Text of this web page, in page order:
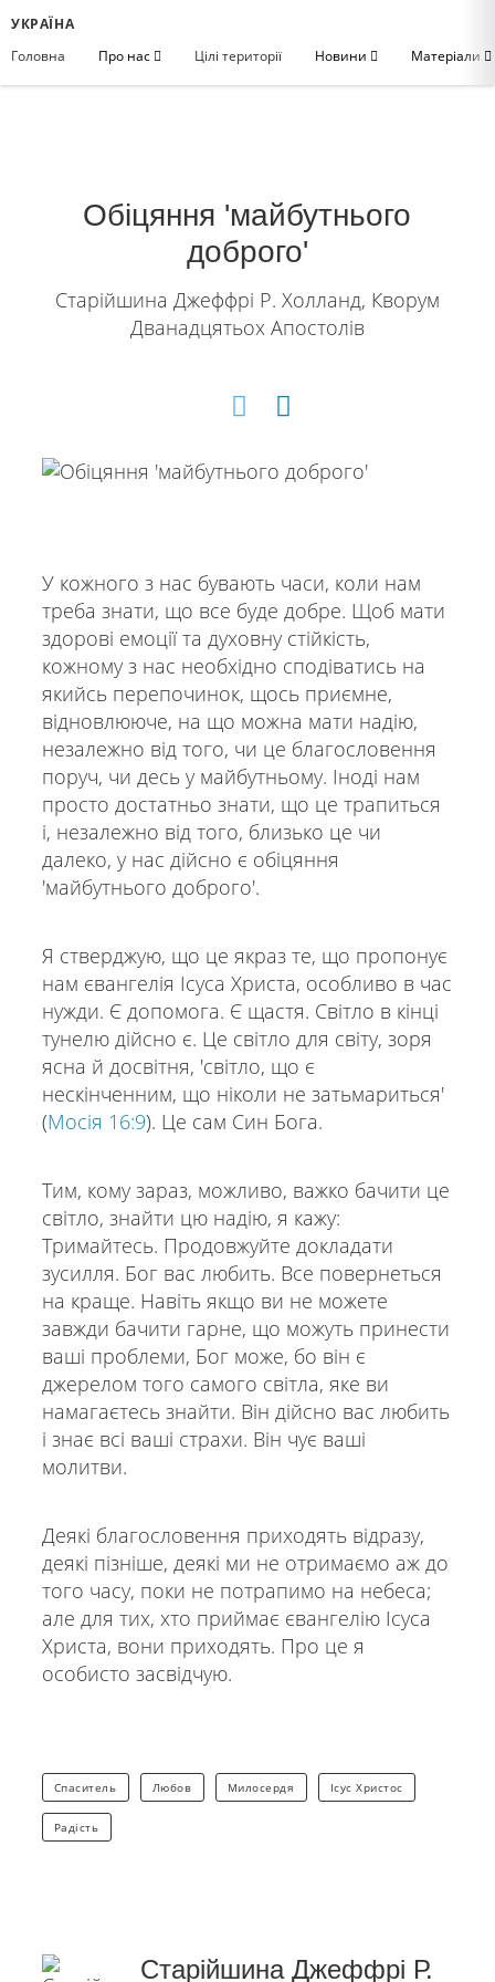
УКРАЇНА
Головна
Про нас Цілі території Новини Матеріали
Обіцяння 'майбутнього
доброго'
Старійшина Джеффрі Р. Холланд, Кворум
Дванадцятьох Апостолів
У кожного з нас бувають часи, коли нам
треба знати, що все буде добре. Щоб мати
здорові емоції та духовну стійкість,
кожному з нас необхідно сподіватись на
якийсь перепочинок, щось приємне,
відновлююче, на що можна мати надію,
незалежно від того, чи це благословення
поруч, чи десь у майбутньому. Іноді нам
просто достатньо знати, що це трапиться
і, незалежно від того, близько це чи
далеко, у нас дійсно є обіцяння
'майбутнього доброго'.
Я стверджую, що це якраз те, що пропонує
нам євангелія Ісуса Христа, особливо в час
нужди. Є допомога. Є щастя. Світло в кінці
тунелю дійсно є. Це світло для світу, зоря
ясна й досвітня, 'світло, що є
нескінченним, що ніколи не затьмариться'
(Мосія 16:9). Це сам Син Бога.
Тим, кому зараз, можливо, важко бачити це
світло, знайти цю надію, я кажу:
Тримайтесь. Продовжуйте докладати
зусилля. Бог вас любить. Все повернеться
на краще. Навіть якщо ви не можете
завжди бачити гарне, що можуть принести
ваші проблеми, Бог може, бо він є
джерелом того самого світла, яке ви
намагаєтесь знайти. Він дійсно вас любить
і знає всі ваші страхи. Він чує ваші
молитви.
Деякі благословення приходять відразу,
деякі пізніше, деякі ми не отримаємо аж до
того часу, поки не потрапимо на небеса;
але для тих, хто приймає євангелію Ісуса
Христа, вони приходять. Про це я
особисто засвідчую.
Спаситель Любов Милосердя Ісус Христос
Радість
Старійшина Джеффрі Р.